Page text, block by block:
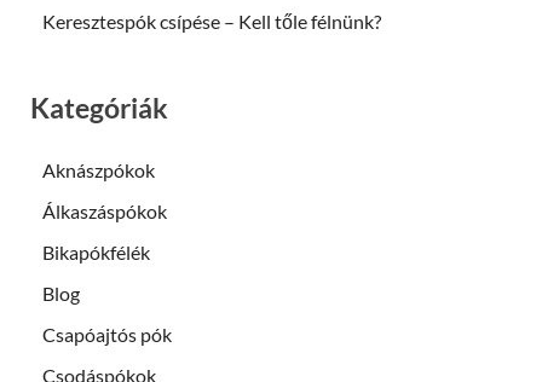
Keresztespók csípése – Kell tőle félnünk?
Kategóriák
Aknászpókok
Álkaszáspókok
Bikapókfélék
Blog
Csapóajtós pók
Csodáspókok